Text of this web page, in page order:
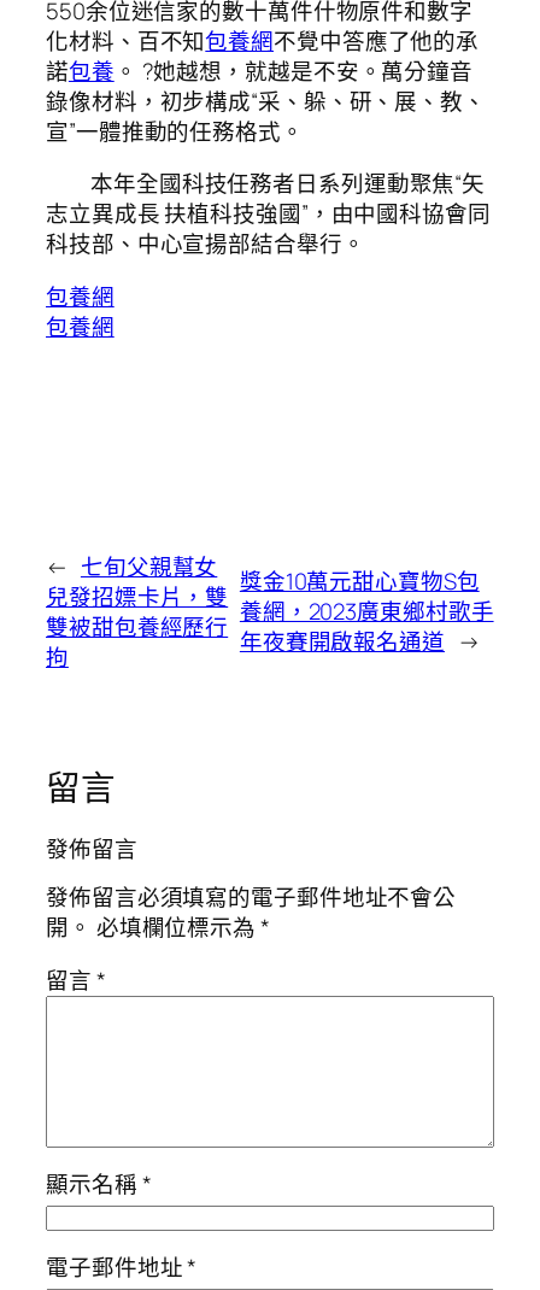
550余位迷信家的數十萬件什物原件和數字
化材料、百不知包養網不覺中答應了他的承
諾包養 。 ?她越想，就越是不安。萬分鐘音
錄像材料，初步構成“采、躲、研、展、教、
宣”一體推動的任務格式。
本年全國科技任務者日系列運動聚焦“矢
志立異成長 扶植科技強國”，由中國科協會同
科技部、中心宣揚部結合舉行。
包養網
包養網
← 七旬父親幫女
兒發招嫖卡片，雙
雙被甜包養經歷行
拘
獎金10萬元甜心寶物S包
養網，2023廣東鄉村歌手
年夜賽開啟報名通道 →
留言
發佈留言
發佈留言必須填寫的電子郵件地址不會公
開。 必填欄位標示為*
留言*
顯示名稱*
電子郵件地址*